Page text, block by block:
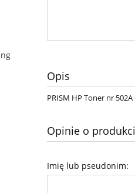
Opis
PRISM HP Toner nr 502A
Opinie o
Imię lub pseudonim: